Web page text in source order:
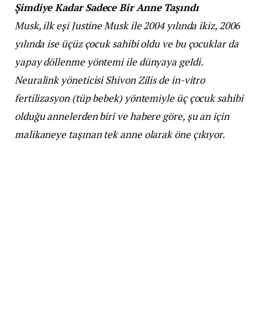
Şimdiye Kadar Sadece Bir Anne Taşındı
Musk, ilk eşi Justine Musk ile 2004 yılında ikiz, 2006
yılında ise üçüz çocuk sahibi oldu ve bu çocuklar da
yapay döllenme yöntemi ile dünyaya geldi.
Neuralink yöneticisi Shivon Zilis de in-vitro
fertilizasyon (tüp bebek) yöntemiyle üç çocuk sahibi
olduğu annelerden biri ve habere göre, şu an için
malikaneye taşınan tek anne olarak öne çıkıyor.